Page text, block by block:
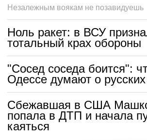
Незалежным воякам не позавидуешь
Ноль ракет: в ВСУ
тотальный крах обороны
"Сосед соседа боится":
Одессе думают о русских
Сбежавшая в США
попала в ДТП и начала
каяться